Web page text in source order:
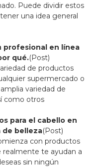
Puede dividir estos
una idea general
profesional en línea
qué.(Post)
de productos
supermercado o
variedad de
como otros
para el cabello en
de belleza(Post)
con productos
realmente te ayudan a
sin ningún